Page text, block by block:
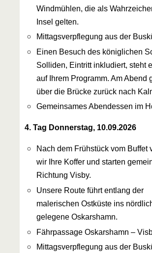
Windmühlen, die als
Insel gelten.
Mittagsverpflegung aus der
Einen Besuch des königlichen
Solliden, Eintritt inkludiert, steht
auf Ihrem Programm. Am Abend
über die Brücke zurück nach
Gemeinsames Abendessen im
4. Tag Donnerstag, 10.09.2026
Nach dem Frühstück vom Buffet
wir Ihre Koffer und starten
Richtung Visby.
Unsere Route führt entlang der
malerischen Ostküste ins
gelegene Oskarshamn.
Fährpassage Oskarshamn –
Mittagsverpflegung aus der